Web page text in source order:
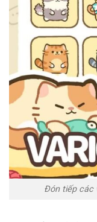
Đón tiếp các